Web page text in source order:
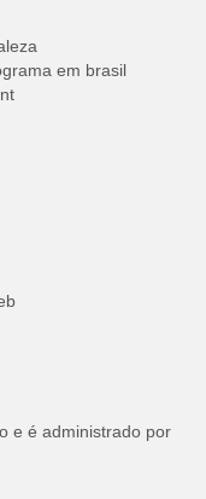
em brasil
e é administrado por